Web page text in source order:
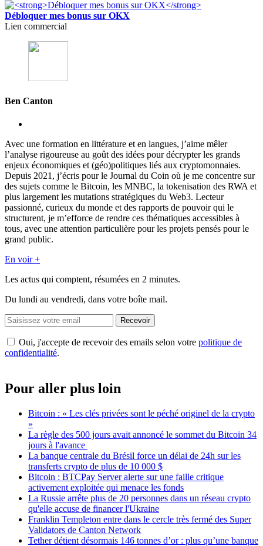
Débloquer mes bonus sur OKX
Lien commercial
Ben Canton
Avec une formation en littérature et en langues, j’aime mêler
l’analyse rigoureuse au goût des idées pour décrypter les grands
enjeux économiques et (géo)politiques liés aux cryptomonnaies.
Depuis 2021, j’écris pour le Journal du Coin où je me concentre sur
des sujets comme le Bitcoin, les MNBC, la tokenisation des RWA et
plus largement les mutations stratégiques du Web3. Lecteur
passionné, curieux du monde et des rapports de pouvoir qui le
structurent, je m’efforce de rendre ces thématiques accessibles à
tous, avec une attention particulière pour les projets pensés pour le
grand public.
En voir +
Les actus qui comptent, résumées en 2 minutes.
Du lundi au vendredi, dans votre boîte mail.
Recevoir
Oui, j'accepte de recevoir des emails selon votre politique de
confidentialité.
Pour aller plus loin
Bitcoin : « Les clés privées sont le péché originel de la crypto
»
La règle des 500 jours avait annoncé le sommet du Bitcoin 34
jours à l'avance
La banque centrale du Brésil force un délai de 24h sur les
transferts crypto de plus de 10 000 $
Bitcoin : BTCPay Server alerte sur une faille critique
activement exploitée qui menace les fonds
La Russie arrête plus de 20 personnes dans un réseau crypto
qu'elle accuse de financer l'Ukraine
Franklin Templeton entre dans le cercle très fermé des Super
Validators de Canton Network
Tether détient désormais 146 tonnes d’or : plus qu’une banque